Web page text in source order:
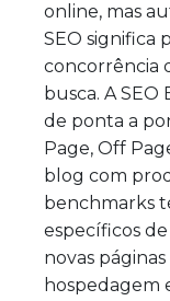
online, mas
SEO significa
concorrência
busca. A
de ponta a
Page, Off
blog com
benchmarks
específicos
novas
hospedagem